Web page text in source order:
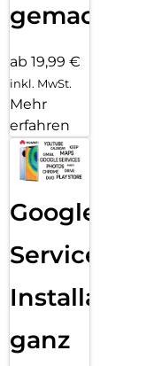
gemacht!
ab 19,99 €
inkl. MwSt.
Mehr
erfahren
Google
Services
Installation
ganz